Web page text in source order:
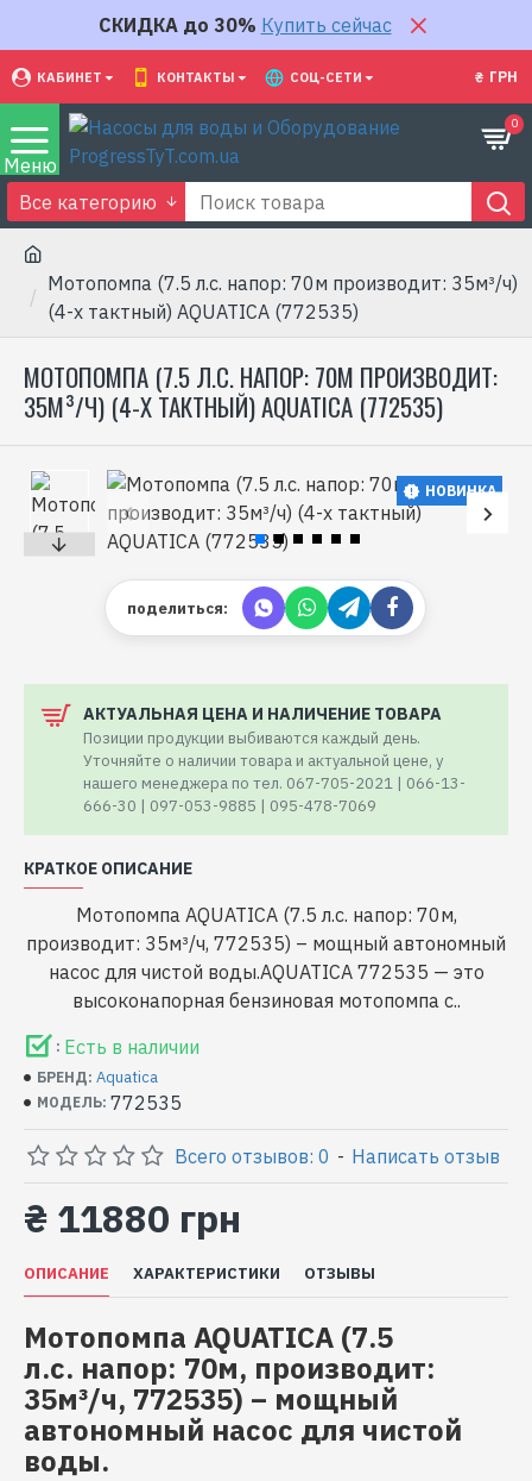
СКИДКА до 30% Купить сейчас
КАБИНЕТ КОНТАКТЫ СОЦ-СЕТИ ₴ ГРН
0
Все категорию
Мотопомпа (7.5 л.с. напор: 70м производит: 35м³/ч)
(4-х тактный) AQUATICA (772535)
МОТОПОМПА (7.5 Л.С. НАПОР: 70М ПРОИЗВОДИТ:
35М³/Ч) (4-Х ТАКТНЫЙ) AQUATICA (772535)
НОВИНКА
поделиться:
АКТУАЛЬНАЯ ЦЕНА И НАЛИЧЕНИЕ ТОВАРА
Позиции продукции выбиваются каждый день.
Уточняйте о наличии товара и актуальной цене, у
нашего менеджера по тел. 067-705-2021 | 066-13-
666-30 | 097-053-9885 | 095-478-7069
КРАТКОЕ ОПИСАНИЕ
Мотопомпа AQUATICA (7.5 л.с. напор: 70м,
производит: 35м³/ч, 772535) – мощный автономный
насос для чистой воды.AQUATICA 772535 — это
высоконапорная бензиновая мотопомпа с..
: Есть в наличии
БРЕНД: Aquatica
МОДЕЛЬ: 772535
Всего отзывов: 0 - Написать отзыв
₴ 11880 грн
ОПИСАНИЕ ХАРАКТЕРИСТИКИ ОТЗЫВЫ
Мотопомпа AQUATICA (7.5
л.с. напор: 70м, производит:
35м³/ч, 772535) – мощный
автономный насос для чистой
воды.